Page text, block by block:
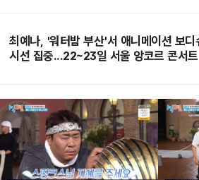
최예나, '워터밤 부산'서 애니메이션 보디
시선 집중...22~23일 서울 앙코르 콘서트